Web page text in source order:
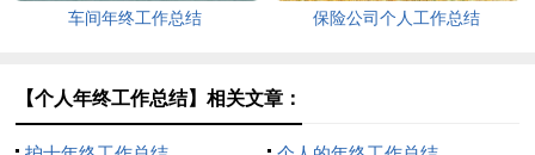
车间年终工作总结 保险公司个人工作总结
【个人年终工作总结】相关文章：